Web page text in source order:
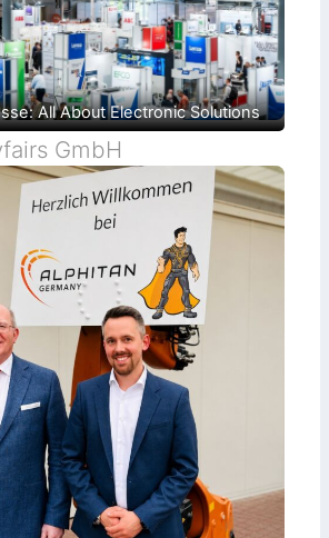
All About Electronic Solutions
GmbH